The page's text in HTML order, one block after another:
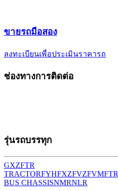
ขายรถมือสอง
ลงทะเบียนเพื่อประเมินราคารถ
ช่องทางการติดต่อ
รุ่นรถบรรทุก
GXZFTR
TRACTORFYHFXZFVZFVMFTR
BUS CHASSISNMRNLR